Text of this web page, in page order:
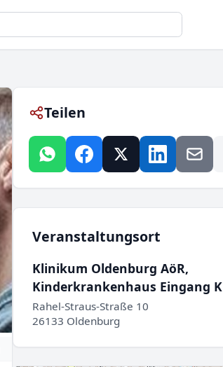
Teilen
Veranstaltungsort
Klinikum Oldenburg AöR,
Kinderkrankenhaus Eingang K
Rahel-Straus-Straße 10
26133 Oldenburg